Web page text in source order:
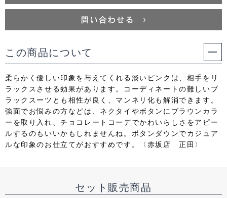
この商品について
柔らかく優しい印象を与えてくれる淡いピンクは、相手をリ
ラックスさせる効果があります。コーディネートの難しいブ
ラックスーツとも相性が良く、マンネリ化も解消できます。
強面でお悩みの方などは、ネクタイやボタンにブラウンカラ
ーを取り入れ、チョコレートコーデでかわいらしさをアピー
ルするのもいいかもしれませんね。ボタンダウンでカジュア
ルな印象のお仕立てがおすすめです。〈赤坂店 正田〉
セット販売商品